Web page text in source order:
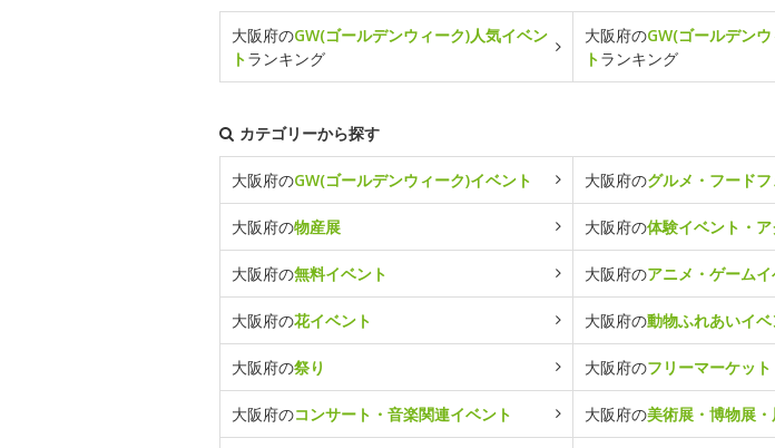
大阪府のGW(ゴールデンウィーク)人気イベン
トランキング
大阪府のGW(ゴールデン
トランキング
カテゴリーから探す
大阪府のGW(ゴールデンウィーク)イベント 大阪府のグルメ・フードフ
大阪府の物産展 大阪府の体験イベント・
大阪府の無料イベント 大阪府のアニメ・ゲームイ
大阪府の花イベント 大阪府の動物ふれあいイベ
大阪府の祭り 大阪府のフリーマーケット
大阪府のコンサート・音楽関連イベント 大阪府の美術展・博物展